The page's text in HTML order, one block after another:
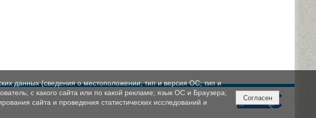
данных (сведения о местоположении; тип и версия ОС; тип и
с какого сайта или по какой рекламе; язык ОС и Браузера;
сайта и проведения статистических исследований и
Согласен